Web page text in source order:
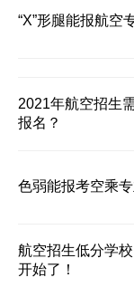
“X”形腿能报航空
2021年航空招生
报名？
色弱能报考空乘专
航空招生低分学
开始了！